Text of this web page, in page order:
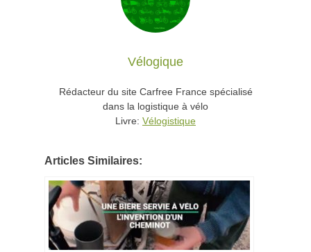
Vélogique
Rédacteur du site Carfree France spécialisé
dans la logistique à vélo
Livre: Vélogistique
Articles Similaires: